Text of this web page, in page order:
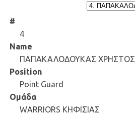
#
4
Name
ΠΑΠΑΚΑΛΟΔΟΥΚΑΣ ΧΡΗΣΤΟΣ
Position
Point Guard
Ομάδα
WARRIORS ΚΗΦΙΣΙΑΣ